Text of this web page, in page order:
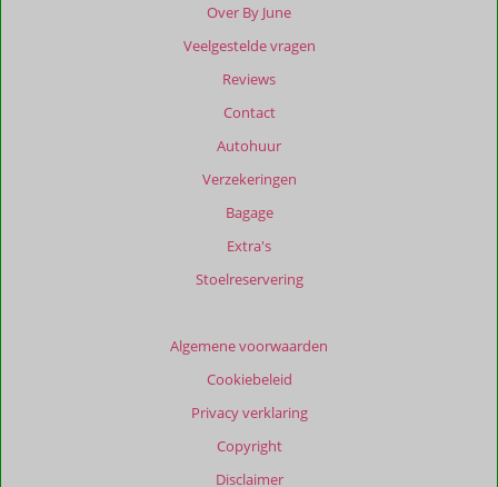
Over By June
Veelgestelde vragen
Reviews
Contact
Autohuur
Verzekeringen
Bagage
Extra's
Stoelreservering
Algemene voorwaarden
Cookiebeleid
Privacy verklaring
Copyright
Disclaimer